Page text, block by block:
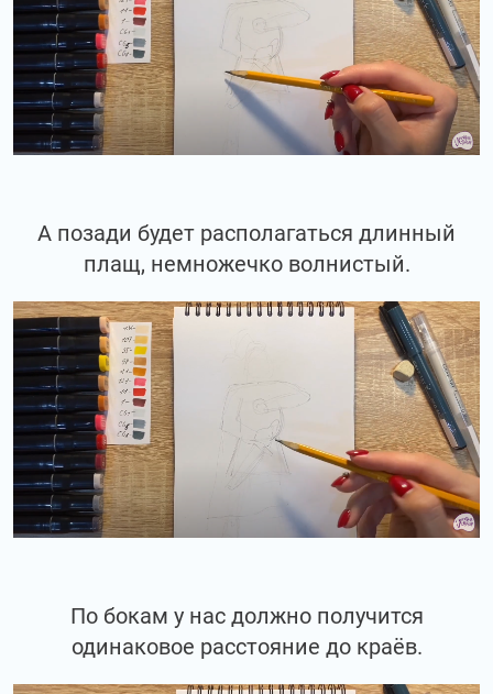
А позади будет располагаться длинный
плащ, немножечко волнистый.
По бокам у нас должно получится
одинаковое расстояние до краёв.